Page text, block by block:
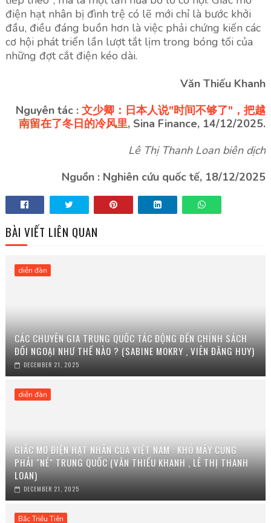
điện hạt nhân bị đình trệ có lẽ mới chỉ là bước khởi
đầu, điều đáng buồn hơn là việc phải chứng kiến các
cơ hội phát triển lần lượt tắt lịm trong bóng tối của
những đợt cắt điện kéo dài.
Văn Thiếu Khanh
Nguyên tác :文少卿：日本人说"时间不够了"，把越
南留在了冬日的冷风里, Sina Finance, 14/12/2025.
Lê Thị Thanh Loan biên dịch
Nguồn : Nghiên cứu quốc tế, 18/12/2025
BÀI VIẾT LIÊN QUAN
diễn đàn
CÁC CHUYÊN GIA TRUNG QUỐC TÁC ĐỘNG ĐẾN CHÍNH SÁCH
ĐỐI NGOẠI NHƯ THẾ NÀO ? (SABINE MOKRY , VIÊN ĐĂNG HUY)
DECEMBER 21, 2025
diễn đàn
GIẤC MƠ ĐIỆN HẠT NHÂN CỦA VIỆT NAM : KHÓ MẤY CŨNG
PHẢI "NÉ" TRUNG QUỐC (VĂN THIẾU KHANH , LÊ THỊ THANH
LOAN)
DECEMBER 21, 2025
Bắc Triều Tiên